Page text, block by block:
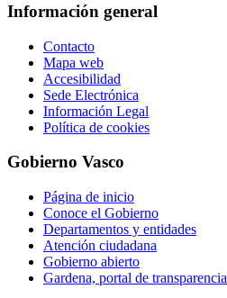
Información general
Contacto
Mapa web
Accesibilidad
Sede Electrónica
Información Legal
Política de cookies
Gobierno Vasco
Página de inicio
Conoce el Gobierno
Departamentos y entidades
Atención ciudadana
Gobierno abierto
Gardena, portal de transparencia